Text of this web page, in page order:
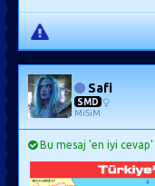
Safi
SMD
MiSiM
Bu mesaj 'en iyi cevap'